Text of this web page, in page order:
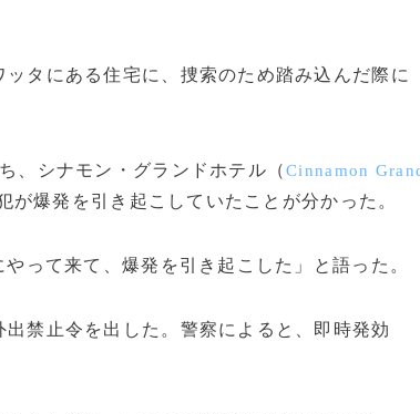
タにある住宅に、捜索のため踏み込んだ際に
、シナモン・グランドホテル（Cinnamon
爆発を引き起こしていたことが分かった。
って来て、爆発を引き起こした」と語った。
禁止令を出した。警察によると、即時発効